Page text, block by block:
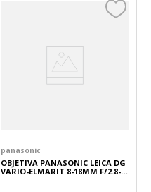
panasonic
OBJETIVA PANASONIC LEICA DG
VARIO-ELMARIT 8-18MM F/2.8-4